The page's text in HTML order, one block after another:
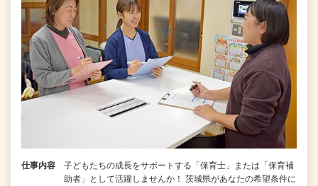
仕事内容
子どもたちの成長をサポートする「保育士」または「保育補
助者」として活躍しませんか！ 茨城県があなたの希望条件に